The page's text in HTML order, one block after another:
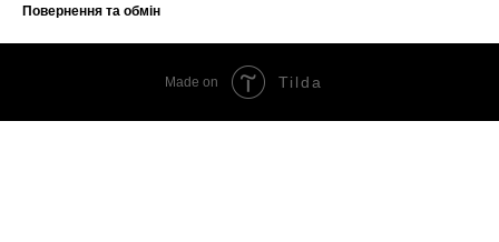
Повернення та обмін
Made on Tilda